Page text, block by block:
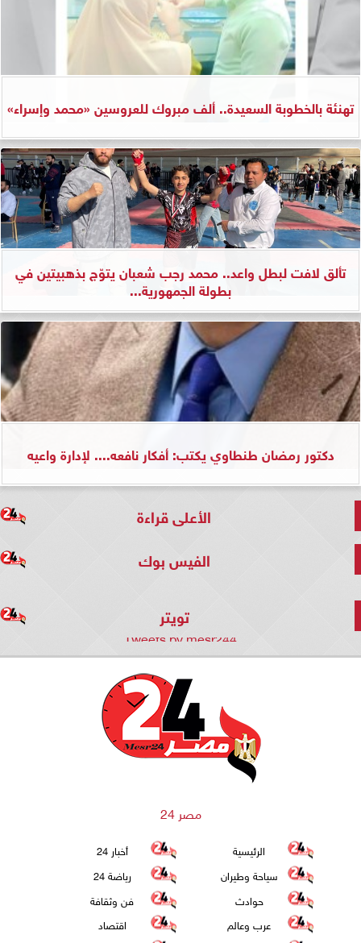
تهنئة بالخطوبة السعيدة.. ألف مبروك للعروسين «محمد وإسراء»
تألق لافت لبطل واعد.. محمد رجب شعبان يتوّج بذهبيتين في
بطولة الجمهورية...
دكتور رمضان طنطاوي يكتب: أفكار نافعه.... لإدارة واعيه
الأعلى قراءة
الفيس بوك
تويتر
Tweets by mesr244
مصر 24
الرئيسية
أخبار 24
سياحة وطيران
رياضة 24
حوادث
فن وثقافة
عرب وعالم
اقتصاد